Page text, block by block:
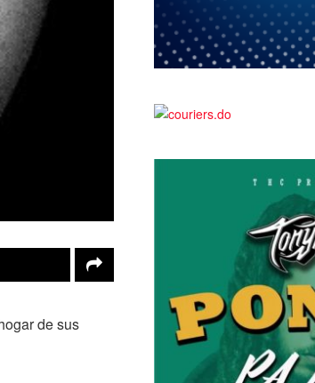
de sus